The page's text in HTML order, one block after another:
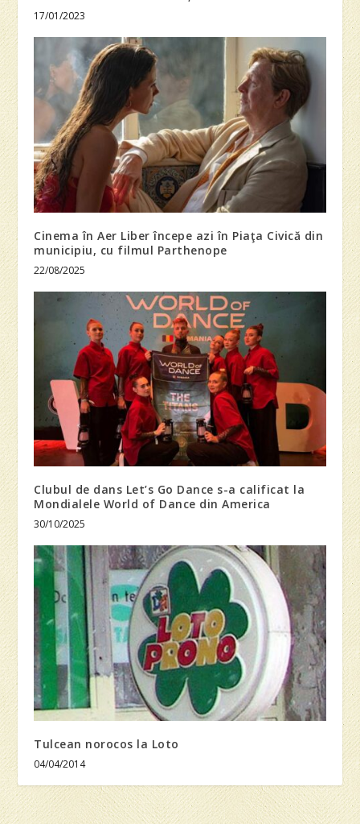
17/01/2023
Cinema în Aer Liber începe azi în Piaţa Civică din
municipiu, cu filmul Parthenope
22/08/2025
Clubul de dans Let’s Go Dance s-a calificat la
Mondialele World of Dance din America
30/10/2025
Tulcean norocos la Loto
04/04/2014